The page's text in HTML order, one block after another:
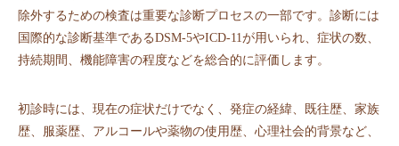
除外するための検査は重要な診断プロセスの一部です。診断には
国際的な診断基準であるDSM-5やICD-11が用いられ、症状の数、
持続期間、機能障害の程度などを総合的に評価します。
初診時には、現在の症状だけでなく、発症の経緯、既往歴、家族
歴、服薬歴、アルコールや薬物の使用歴、心理社会的背景など、